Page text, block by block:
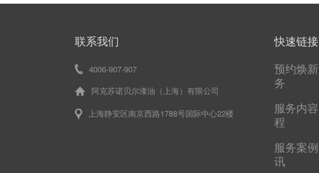
联系我们
4006-907-907
阿克苏诺贝尔漆油（上海）有限公司
上海静安区南京西路1788号国际中心22楼
快速链接
预约焕新
务
服务内容
程
服务案例
讯